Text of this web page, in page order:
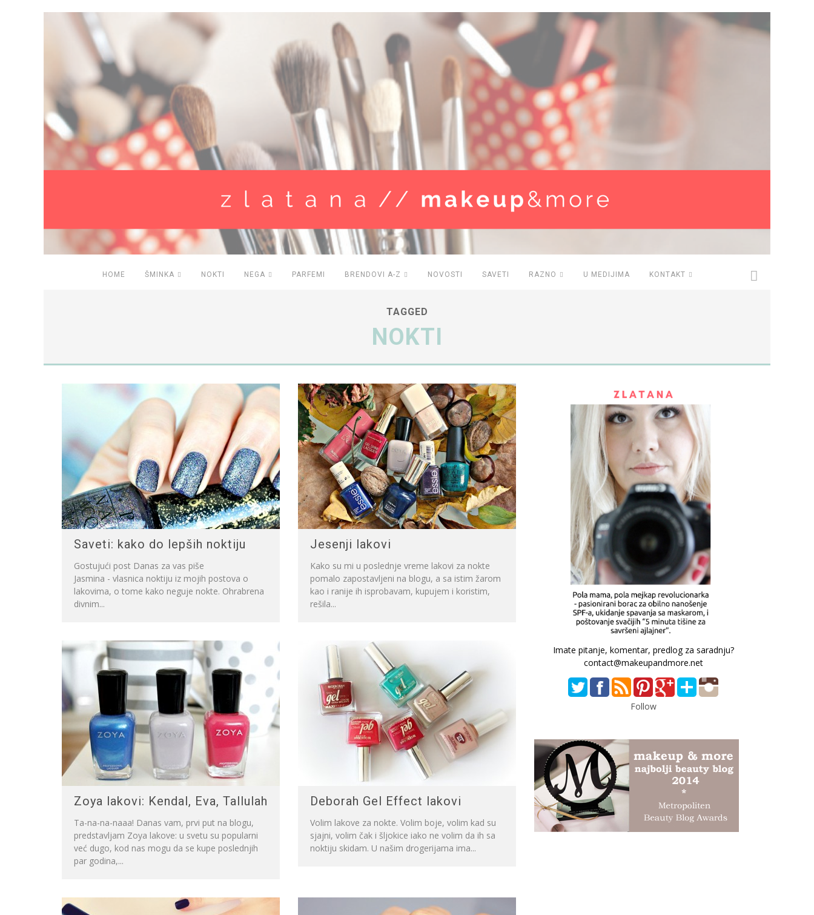
HOME ŠMINKA NOKTI NEGA PARFEMI BRENDOVI A-Z NOVOSTI SAVETI RAZNO U MEDIJIMA KONTAKT
TAGGED
NOKTI
Saveti: kako do lepših noktiju
Gostujući post Danas za vas piše
Jasmina - vlasnica noktiju iz mojih postova o
lakovima, o tome kako neguje nokte. Ohrabrena
divnim...
Jesenji lakovi
Kako su mi u poslednje vreme lakovi za nokte
pomalo zapostavljeni na blogu, a sa istim žarom
kao i ranije ih isprobavam, kupujem i koristim,
rešila...
Zoya lakovi: Kendal, Eva, Tallulah
Ta-na-na-naaa! Danas vam, prvi put na blogu,
predstavljam Zoya lakove: u svetu su popularni
već dugo, kod nas mogu da se kupe poslednjih
par godina,...
Deborah Gel Effect lakovi
Volim lakove za nokte. Volim boje, volim kad su
sjajni, volim čak i šljokice iako ne volim da ih sa
noktiju skidam. U našim drogerijama ima...
Imate pitanje, komentar, predlog za saradnju?
contact@makeupandmore.net
Follow